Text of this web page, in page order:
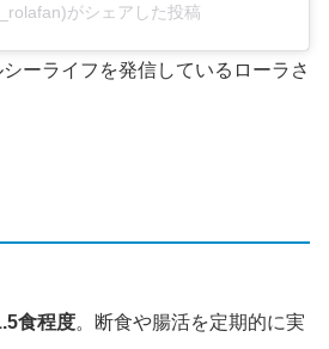
がシェアした投稿
ーライフを発信しているローラさ
食程度。断食や腸活を定期的に実